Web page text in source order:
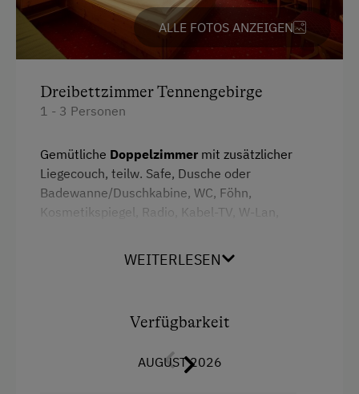
Telefonservice
Transfer Bahnhof
Tägliches Housekeeping
Zeitungsservice
Internet
ALLE FOTOS ANZEIGEN
Dreibettzimmer Tennengebirge
1 - 3 Personen
Gemütliche Doppelzimmer mit zusätzlicher
Liegecouch, teilw. Safe, Dusche oder
Badewanne/Duschkabine, WC, Föhn,
Kosmetikspiegel, Radio, Kabel-TV, W-Lan,
Aussicht auf eine Berglandschaft
WEITERLESEN
Verfügbarkeit
AUGUST 2026